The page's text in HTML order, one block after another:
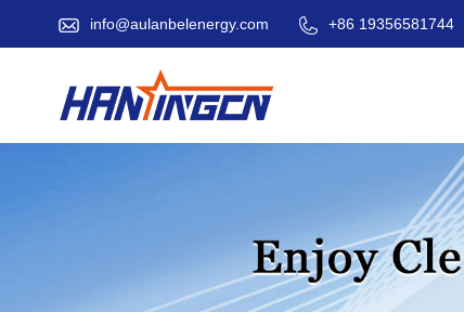
info@aulanbelenergy.com +86 19356581744